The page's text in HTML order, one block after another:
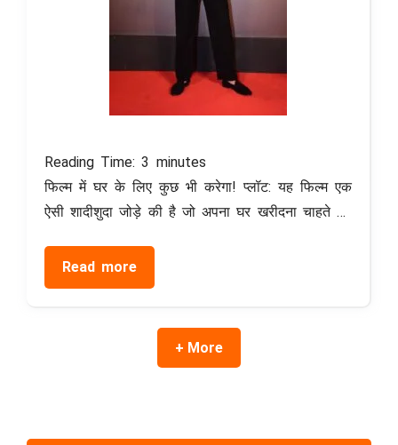
Reading Time:3 minutes
फिल्म में घर के लिए कुछ भी करेगा! प्लॉट: यह फिल्म एक
ऐसी शादीशुदा जोड़े की है जो अपना घर खरीदना चाहते …
Read more
+ More